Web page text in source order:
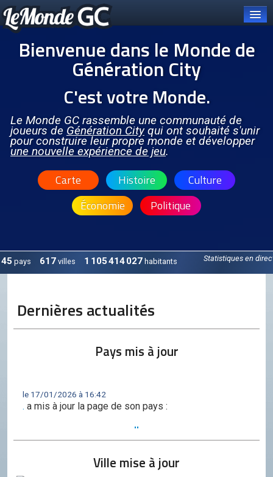
Connexion
Carte et pays
Organisations
À PROPOS DE L'OCGC
Présentation de l'OCGC
ORGANES DE L'OCGC
Conseil de l'OCGC
Histoire
Politique
Bienvenue dans le Monde de
Génération City
C'est votre Monde.
Le Monde GC rassemble une communauté de
joueurs de Génération Cityqui ont souhaité s'unir
pour construire leur propre monde et développer
une nouvelle expérience de jeu.
Carte Histoire
Culture
Économie
Politique
Statistiques en
45 pays 617 villes 1 105 414 027 habitants
Dernières actualités
Pays mis à jour
le 17/01/2026 à 16:42
. a mis à jour la page de son pays :
..
Ville mise à jour